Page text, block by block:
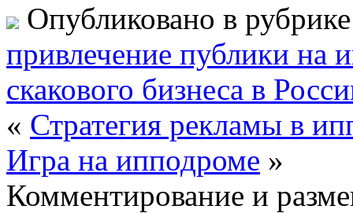
Опубликовано в
привлечение публики на
скакового бизнеса в
« Стратегия рекламы в
Игра на ипподроме »
Комментирование и